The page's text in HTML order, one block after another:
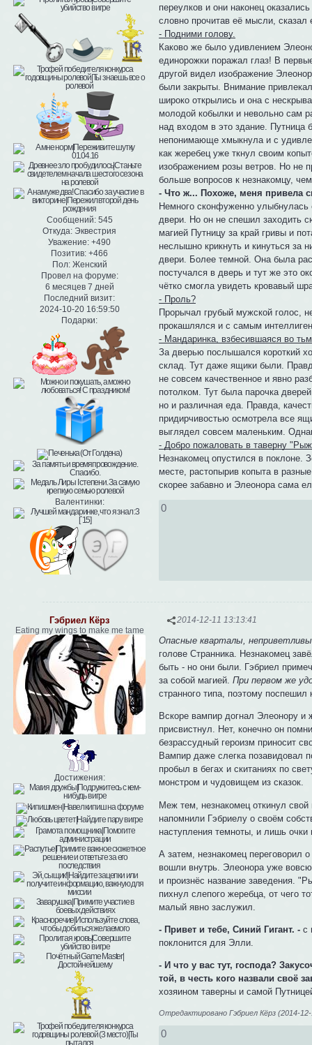
Сообщений:545
Откуда: Эквестрия
Уважение: +490
Позитив: +466
Пол:Женский
Провел на форуме:
6 месяцев 7 дней
Последний визит:
2024-10-20 16:59:50
Подарки:
Валентинки:
переулков и они наконец
словно прочитав её мысли, сказал
- Подними голову.
Каково же было удивлением
единорожки поражал глаз! В
другой видел изображение
были закрыты. Внимание
широко открылись и она с
молодой кобылки и невольно сам
над входом в это здание. Путница
непонимающе хмыкнула и с
как жеребец уже ткнул своим
изображением розы ветров. Но не
больше вопросов к незнакомцу,
- Что ж... Похоже, меня привела
Немного сконфуженно
двери. Но он не спешил заходить
магией Путницу за край гривы и
неслышно крикнуть и кинуться за
двери. Более темной. Она была
постучался в дверь и тут же это
чётко смогла увидеть кровавый
- Проль?
Прорычал грубый мужской голос,
прокашлялся и с самым
- Мандаринка, взбесившаяся во
За дверью послышался короткий
склад. Тут даже ящики были.
не совсем качественное и явно
потолком. Тут была парочка
но и различная еда. Правда,
придирчивостью осмотрела все
выглядел совсем маленьким.
- Добро пожаловать в таверну
Незнакомец опустился в поклоне.
месте, растопырив копыта в
скорее забавно и Элеонора сама
0
2014-12-11 13:13:41
Гэбриел Кёрз
Eating my wings to make me tame
Достижения:
Опасные кварталы,
голове Странника. Незнакомец
быть - но они были. Гэбриел
за собой магией.При первом же
странного типа, поэтому
Вскоре вампир догнал Элеонору и
присвистнул. Нет, конечно он
безрассудный героизм приносит
Вампир даже слегка позавидовал
пробыл в бегах и скитаниях по
монстром и чудовищем из сказок.
Меж тем, незнакомец откинул
напомнили Гэбриелу о своём
наступления темноты, и лишь
А затем, незнакомец переговорил
вошли внутрь. Элеонора уже
и произнёс название заведения.
пихнул слепого жеребца, от чего
малый явно заслужил.
- Привет и тебе, Синий Гигант. - с
поклонится для Элли.
- И что у вас тут, господа?
той, в честь кого назвали своё
хозяином таверны и самой
Отредактировано Гэбриел Кёрз (2014-12-
0